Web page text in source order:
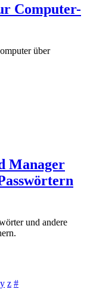
Computer-
über
Manager
und andere
y z #